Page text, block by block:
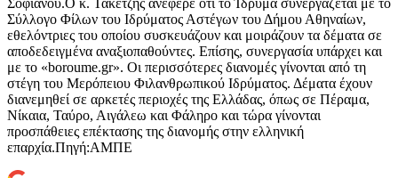
Σοφιανού.Ο κ. Τακετζής ανέφερε ότι το Ίδρυμα συνεργάζεται με το
Σύλλογο Φίλων του Ιδρύματος Αστέγων του Δήμου Αθηναίων,
εθελόντριες του οποίου συσκευάζουν και μοιράζουν τα δέματα σε
αποδεδειγμένα αναξιοπαθούντες. Επίσης, συνεργασία υπάρχει και
με το «boroume.gr». Οι περισσότερες διανομές γίνονται από τη
στέγη του Μερόπειου Φιλανθρωπικού Ιδρύματος. Δέματα έχουν
διανεμηθεί σε αρκετές περιοχές της Ελλάδας, όπως σε Πέραμα,
Νίκαια, Ταύρο, Αιγάλεω και Φάληρο και τώρα γίνονται
προσπάθειες επέκτασης της διανομής στην ελληνική
επαρχία.Πηγή:ΑΜΠΕ